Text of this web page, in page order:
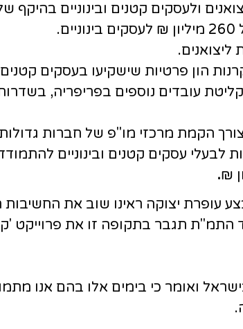
ולעסקים קטנים ובינוניים בהיקף של כ- 90
ליצואנים.
הון פרטיות שישקיעו בעסקים קטנים
עובדים נוספים בפריפריה,
לבעלי עסקים קטנים ובינוניים
.
עופרת יצוקה ראינו שוב את
התמ"ת תגבר בתקופה זו את
ואומר כי בימים אלו בהם אנו